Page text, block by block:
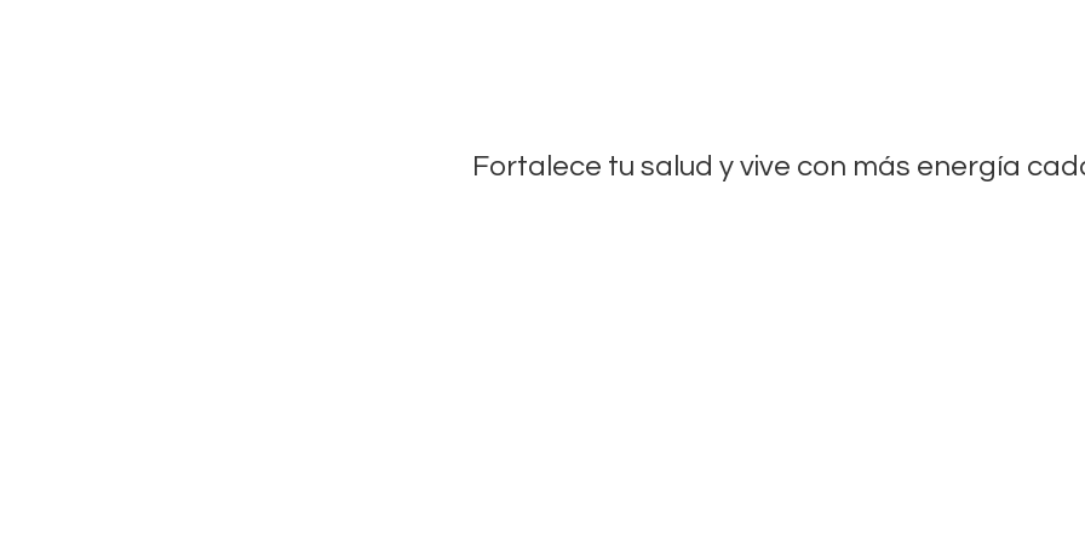
Fortalece tu salud y vive con más energía